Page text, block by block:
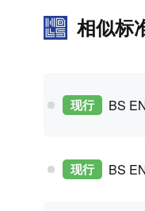
相似标
现行
现行 BS